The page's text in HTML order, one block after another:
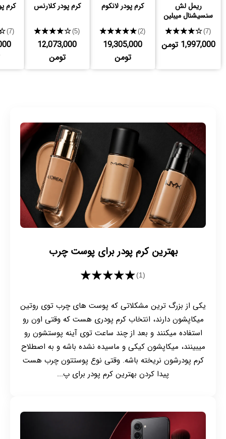
ریمل لش
سنسیشنال میبلین
★★★★★(7)
1,997,000 تومن
کرم پودر لانکوم
★★★★★(2)
19,305,000
تومن
کرم پودر کلارنس
★★★★★(5)
12,073,000
تومن
کرم
(7)
بهترین کرم پودر برای پوست چرب
★★★★★(1)
یکی از بزرگ ترین مشکلاتی که پوست های چرب توی روتین
میکاپشون دارند، انتخاب کرم پودری هست که وقتی اون رو
استفاده میکنند و بعد از چند ساعت توی آینه پوستشون رو
میبینند، میکاپشون کیکی و ماسیده نشده باشه و به اصطلاح
کرم پودرشون نریخته باشه. وقتی نوع پوستتون چرب هست
پیدا کردن بهترین کرم پودر برای پ...